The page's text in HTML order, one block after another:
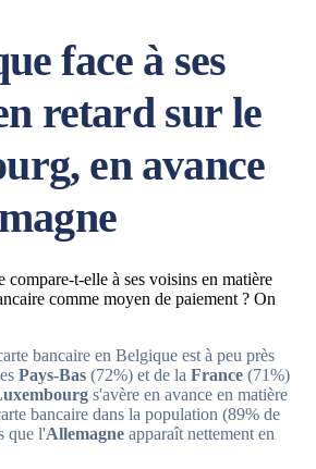
face à ses
retard sur le
en avance
compare-t-elle à ses voisins en matière
comme moyen de paiement ? On
bancaire en Belgique est à peu près
Pays-Bas (72%) et de la France (71%)
s'avère en avance en matière
bancaire dans la population (89% de
que l'Allemagne apparaît nettement en